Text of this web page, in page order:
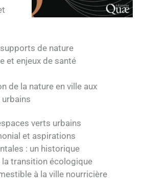
de nature
et enjeux de santé
de la nature en ville aux
urbains
verts urbains
et aspirations
: un historique
la transition écologique
à la ville nourricière